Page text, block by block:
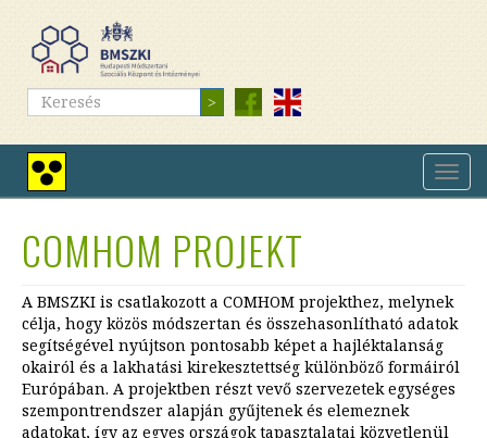
tartalomra
Nagy
kontrasztú
Keresés Keresés
COMHOM PROJEKT
A BMSZKI is csatlakozott a COMHOM projekthez, melynek
célja, hogy közös módszertan és összehasonlítható adatok
segítségével nyújtson pontosabb képet a hajléktalanság
okairól és a lakhatási kirekesztettség különböző formáiról
Európában. A projektben részt vevő szervezetek egységes
szempontrendszer alapján gyűjtenek és elemeznek
adatokat, így az egyes országok tapasztalatai közvetlenül